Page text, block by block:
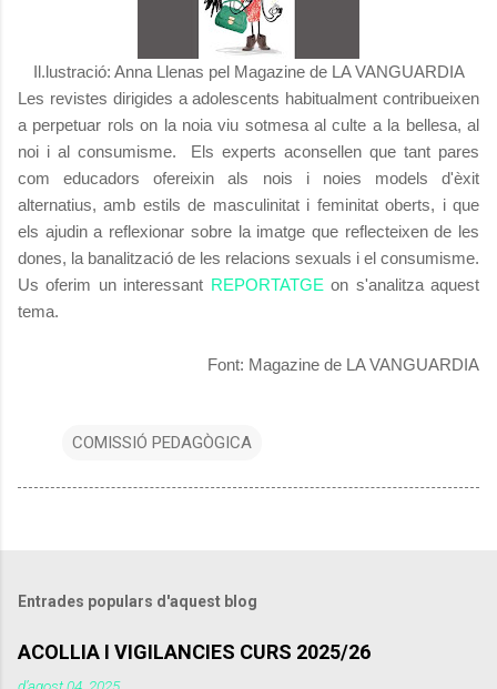
Il.lustració: Anna Llenas pel Magazine de LA VANGUARDIA
Les revistes dirigides a adolescents habitualment contribueixen
a perpetuar rols on la noia viu sotmesa al culte a la bellesa, al
noi i al consumisme. Els experts aconsellen que tant pares
com educadors ofereixin als nois i noies models d'èxit
alternatius, amb estils de masculinitat i feminitat oberts, i que
els ajudin a reflexionar sobre la imatge que reflecteixen de les
dones, la banalització de les relacions sexuals i el consumisme.
Us oferim un interessant REPORTATGE on s'analitza aquest
tema.
Font: Magazine de LA VANGUARDIA
COMISSIÓ PEDAGÒGICA
Entrades populars d'aquest blog
ACOLLIA I VIGILANCIES CURS 2025/26
d’agost 04, 2025